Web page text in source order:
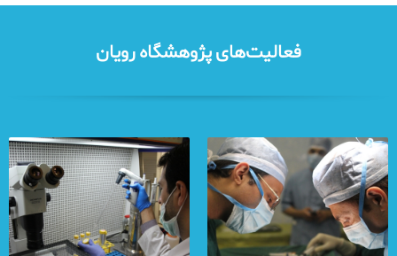
فعالیت‌های پژوهشگاه رویان